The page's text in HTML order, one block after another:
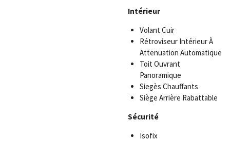
Intérieur
Volant Cuir
Rétroviseur Intérieur À
Attenuation Automatique
Toit Ouvrant
Panoramique
Siegès Chauffants
Siège Arrière Rabattable
Sécurité
Isofix